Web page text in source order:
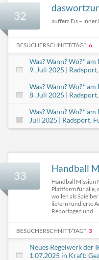
32 auffem Eis – inner
BESUCHERSCHNITT/TAG*: 6
Was? Wann? Wo?*
9. Juli 2025 | Radsport,
Was? Wann? Wo?* am
8. Juli 2025 | Radsport,
Was? Wann? Wo?* am
Juli 2025 | Radsport,
33
Handball
Handball Mission
Plattform für alle,
wollen als
liefern fundierte
Reportagen und ...
BESUCHERSCHNITT/TAG*: 3
Neues Regelwerk der
1.07.2025 in Kraft: